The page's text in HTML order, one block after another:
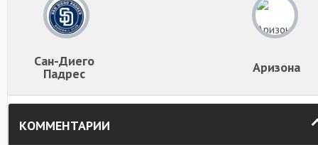
Сан-Диего
Падрес Аризона
КОММЕНТАРИИ